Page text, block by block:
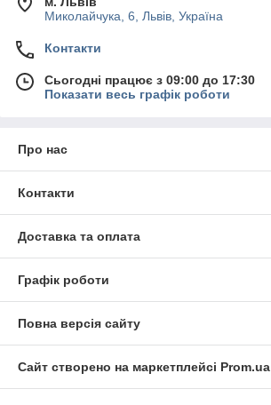
Миколайчука, 6, Львів, Україна
Контакти
Сьогодні працює з 09:00 до 17:30
Показати весь графік роботи
Про нас
Контакти
Доставка та оплата
Графік роботи
Повна версія сайту
Сайт створено на маркетплейсі Prom.ua